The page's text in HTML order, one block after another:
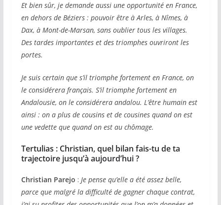
Et bien sûr, je demande aussi une opportunité en France,
en dehors de Béziers : pouvoir être à Arles, à Nîmes, à
Dax, à Mont-de-Marsan, sans oublier tous les villages.
Des tardes importantes et des triomphes ouvriront les
portes.
Je suis certain que s’il triomphe fortement en France, on
le considérera français. S’il triomphe fortement en
Andalousie, on le considérera andalou. L’être humain est
ainsi : on a plus de cousins et de cousines quand on est
une vedette que quand on est au chômage.
Tertulias : Christian, quel bilan fais-tu de ta
trajectoire jusqu’à aujourd’hui ?
Christian Parejo : Je pense qu’elle a été assez belle,
parce que malgré la difficulté de gagner chaque contrat,